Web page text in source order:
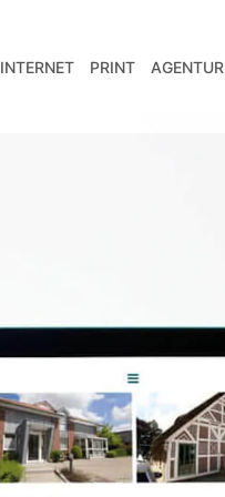
INTERNET PRINT AGENTUR